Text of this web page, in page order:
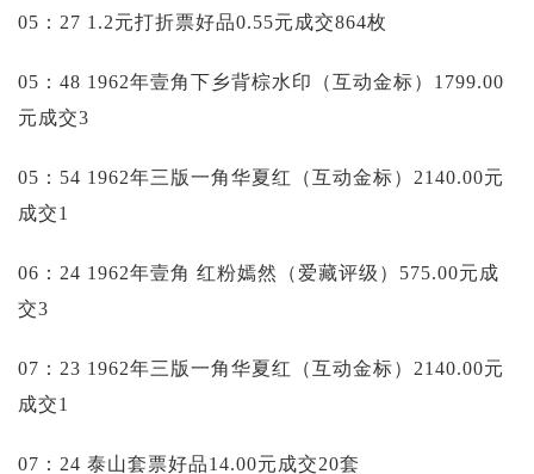
05：27 1.2元打折票好品0.55元成交864枚
05：48 1962年壹角下乡背棕水印（互动金标）1799.00
元成交3
05：54 1962年三版一角华夏红（互动金标）2140.00元
成交1
06：24 1962年壹角 红粉嫣然（爱藏评级）575.00元成
交3
07：23 1962年三版一角华夏红（互动金标）2140.00元
成交1
07：24 泰山套票好品14.00元成交20套